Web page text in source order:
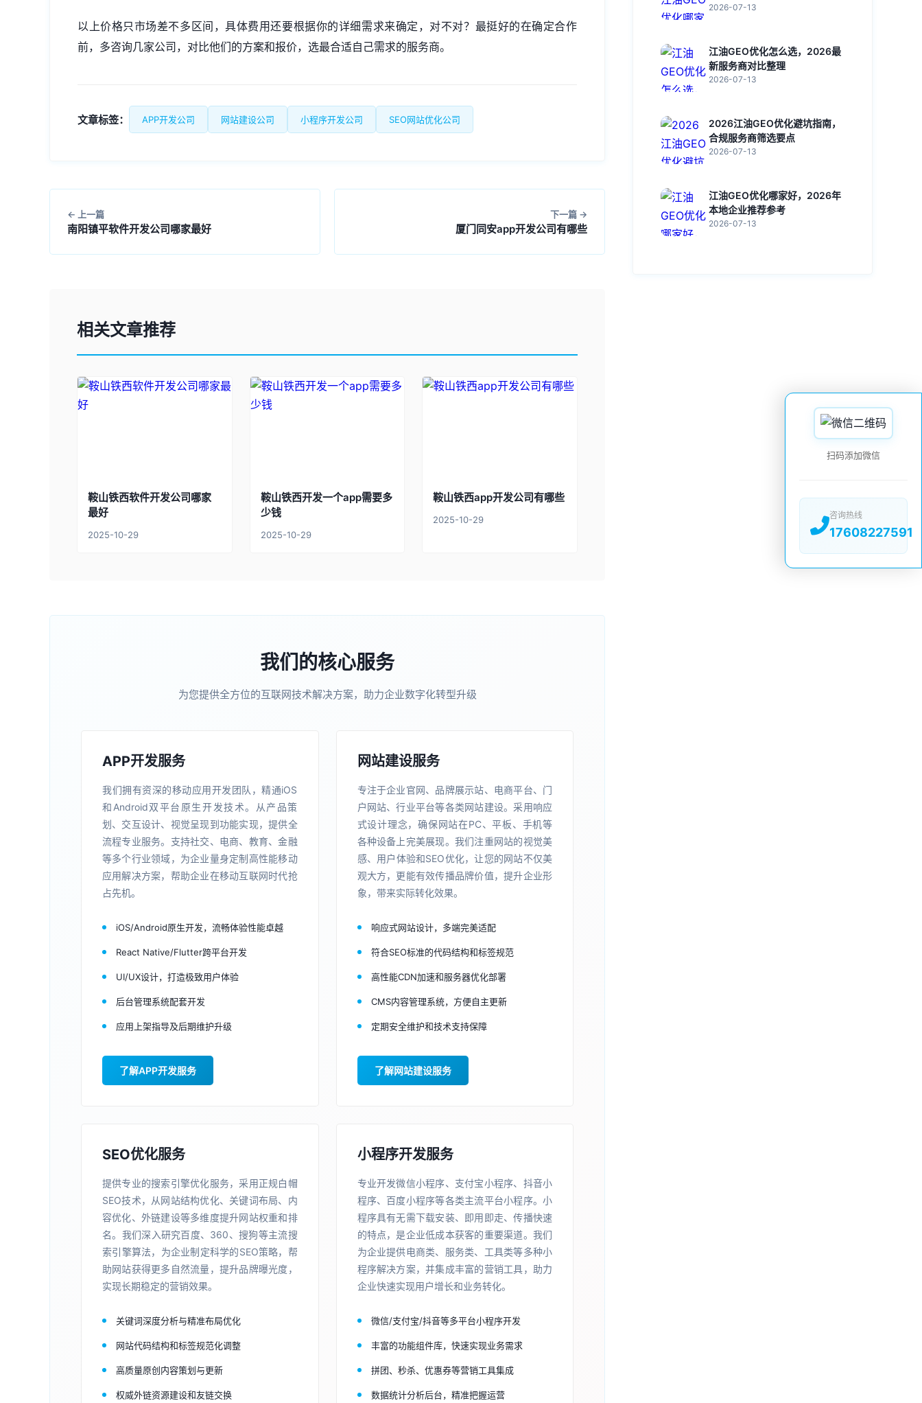
以上价格只市场差不多区间，具体费用还要根据你的详细需求来确定，对不对？最挺好的在确定合作
前，多咨询几家公司，对比他们的方案和报价，选最合适自己需求的服务商。
文章标签： APP开发公司 网站建设公司 小程序开发公司 SEO网站优化公司
上一篇
南阳镇平软件开发公司哪家最好
下一篇
厦门同安app开发公司有哪些
相关文章推荐
鞍山铁西软件开发公司哪家
最好
2025-10-29
鞍山铁西开发一个app需要多
少钱
2025-10-29
鞍山铁西app开发公司有哪些
2025-10-29
我们的核心服务
为您提供全方位的互联网技术解决方案，助力企业数字化转型升级
APP开发服务
我们拥有资深的移动应用开发团队，精通iOS
和Android双平台原生开发技术。从产品策
划、交互设计、视觉呈现到功能实现，提供全
流程专业服务。支持社交、电商、教育、金融
等多个行业领域，为企业量身定制高性能移动
应用解决方案，帮助企业在移动互联网时代抢
占先机。
iOS/Android原生开发，流畅体验性能卓越
React Native/Flutter跨平台开发
UI/UX设计，打造极致用户体验
后台管理系统配套开发
应用上架指导及后期维护升级
了解APP开发服务
网站建设服务
专注于企业官网、品牌展示站、电商平台、门
户网站、行业平台等各类网站建设。采用响应
式设计理念，确保网站在PC、平板、手机等
各种设备上完美展现。我们注重网站的视觉美
感、用户体验和SEO优化，让您的网站不仅美
观大方，更能有效传播品牌价值，提升企业形
象，带来实际转化效果。
响应式网站设计，多端完美适配
符合SEO标准的代码结构和标签规范
高性能CDN加速和服务器优化部署
CMS内容管理系统，方便自主更新
定期安全维护和技术支持保障
了解网站建设服务
SEO优化服务
提供专业的搜索引擎优化服务，采用正规白帽
SEO技术，从网站结构优化、关键词布局、内
容优化、外链建设等多维度提升网站权重和排
名。我们深入研究百度、360、搜狗等主流搜
索引擎算法，为企业制定科学的SEO策略，帮
助网站获得更多自然流量，提升品牌曝光度，
实现长期稳定的营销效果。
关键词深度分析与精准布局优化
网站代码结构和标签规范化调整
高质量原创内容策划与更新
权威外链资源建设和友链交换
小程序开发服务
专业开发微信小程序、支付宝小程序、抖音小
程序、百度小程序等各类主流平台小程序。小
程序具有无需下载安装、即用即走、传播快速
的特点，是企业低成本获客的重要渠道。我们
为企业提供电商类、服务类、工具类等多种小
程序解决方案，并集成丰富的营销工具，助力
企业快速实现用户增长和业务转化。
微信/支付宝/抖音等多平台小程序开发
丰富的功能组件库，快速实现业务需求
拼团、秒杀、优惠券等营销工具集成
数据统计分析后台，精准把握运营
2026-07-13
江油GEO优化怎么选，2026最
新服务商对比整理
2026-07-13
2026江油GEO优化避坑指南，
合规服务商筛选要点
2026-07-13
江油GEO优化哪家好，2026年
本地企业推荐参考
2026-07-13
扫码添加微信
咨询热线
17608227591